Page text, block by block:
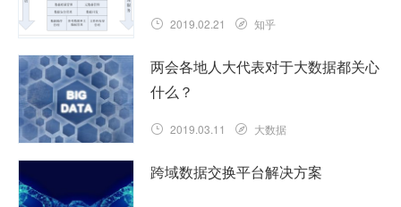
2019.02.21 知乎
两会各地人大代表对于大数据都关心
什么？
2019.03.11 大数据
跨域数据交换平台解决方案